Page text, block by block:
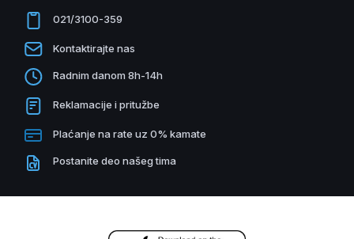
021/3100-359
Kontaktirajte nas
Radnim danom 8h-14h
Reklamacije i pritužbe
Plaćanje na rate uz 0% kamate
Postanite deo našeg tima